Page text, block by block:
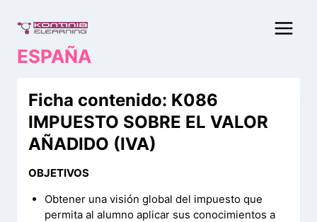
contenido
ESPAÑA
Ficha contenido: K086
IMPUESTO SOBRE EL VALOR
AÑADIDO (IVA)
OBJETIVOS
Obtener una visión global del impuesto que
permita al alumno aplicar sus conocimientos a